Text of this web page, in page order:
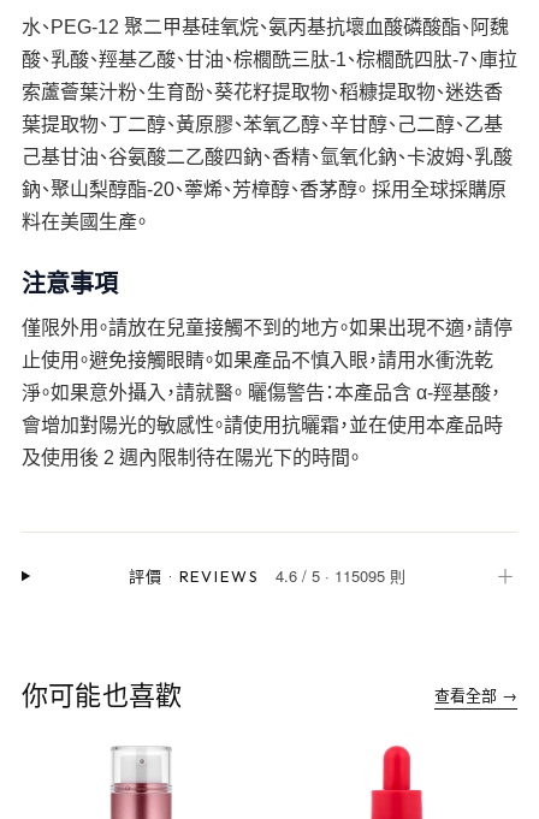
水、PEG-12 聚二甲基硅氧烷、氨丙基抗壞血酸磷酸酯、阿魏
酸、乳酸、羥基乙酸、甘油、棕櫚酰三肽-1、棕櫚酰四肽-7、庫拉
索蘆薈葉汁粉、生育酚、葵花籽提取物、稻糠提取物、迷迭香
葉提取物、丁二醇、黃原膠、苯氧乙醇、辛甘醇、己二醇、乙基
己基甘油、谷氨酸二乙酸四鈉、香精、氫氧化鈉、卡波姆、乳酸
鈉、聚山梨醇酯-20、薴烯、芳樟醇、香茅醇。 採用全球採購原
料在美國生產。
注意事項
僅限外用。請放在兒童接觸不到的地方。如果出現不適，請停
止使用。避免接觸眼睛。如果產品不慎入眼，請用水衝洗乾
淨。如果意外攝入，請就醫。 曬傷警告：本產品含 α-羥基酸，
會增加對陽光的敏感性。請使用抗曬霜，並在使用本產品時
及使用後 2 週內限制待在陽光下的時間。
評價 · REVIEWS 4.6 /5 · 115095 則 ＋
你可能也喜歡 查看全部 →